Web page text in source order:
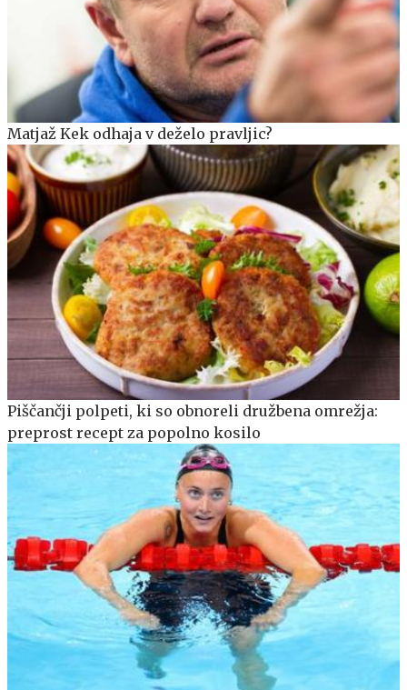
Matjaž Kek odhaja v deželo pravljic?
Piščančji polpeti, ki so obnoreli družbena omrežja:
preprost recept za popolno kosilo